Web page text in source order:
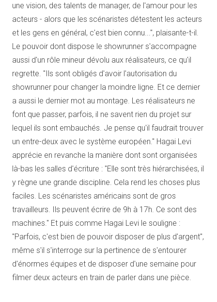
une vision, des talents de manager, de l'amour pour les
acteurs - alors que les scénaristes détestent les acteurs
et les gens en général, c'est bien connu...", plaisante-t-il.
Le pouvoir dont dispose le showrunner s'accompagne
aussi d'un rôle mineur dévolu aux réalisateurs, ce qu'il
regrette. "Ils sont obligés d'avoir l'autorisation du
showrunner pour changer la moindre ligne. Et ce dernier
a aussi le dernier mot au montage. Les réalisateurs ne
font que passer, parfois, il ne savent rien du projet sur
lequel ils sont embauchés. Je pense qu'il faudrait trouver
un entre-deux avec le système européen." Hagai Levi
apprécie en revanche la manière dont sont organisées
là-bas les salles d'écriture : "Elle sont très hiérarchisées, il
y règne une grande discipline. Cela rend les choses plus
faciles. Les scénaristes américains sont de gros
travailleurs. Ils peuvent écrire de 9h à 17h. Ce sont des
machines." Et puis comme Hagai Levi le souligne :
"Parfois, c'est bien de pouvoir disposer de plus d'argent",
même s'il s'interroge sur la pertinence de s'entourer
d'énormes équipes et de disposer d'une semaine pour
filmer deux acteurs en train de parler dans une pièce.